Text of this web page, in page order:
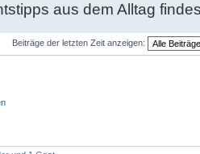
aus dem Alltag
Beiträge der letzten Zeit anzeigen: